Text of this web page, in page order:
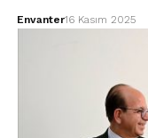
Envanter16 Kasım 2025